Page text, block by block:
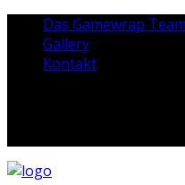
Das Gamewrap Team
Gallery
Kontakt